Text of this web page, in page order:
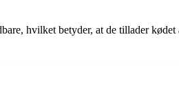
hvilket betyder, at de tillader kødet